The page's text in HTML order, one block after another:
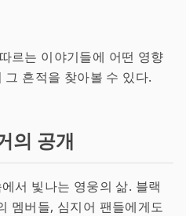
르는 이야기들에 어떤 영향
흔적을 찾아볼 수 있다.
의 공개
서 빛나는 영웅의 삶. 블랙
멤버들, 심지어 팬들에게도